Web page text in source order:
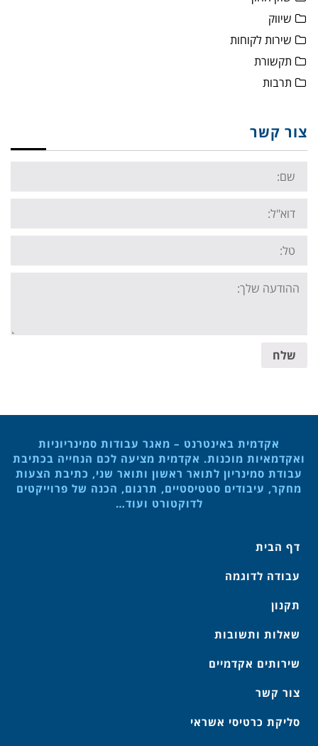
שיווק
שירות לקוחות
תקשורת
תרבות
צור קשר
Name:
Email:
Tel:
Your
message:
שלח
אקדמית באינטרנט – מאגר עבודות סמינריוניות
ואקדמאיות מוכנות. אקדמית מציעה לכם הנחייה בכתיבת
עבודת סמינריון לתואר ראשון ותואר שני, כתיבת הצעות
מחקר, עיבודים סטטיסטיים, תרגום, הכנה של פרוייקטים
לדוקטורט ועוד…
דף הבית
עבודה לדוגמה
תקנון
שאלות ותשובות
שירותים אקדמיים
צור קשר
סליקת כרטיסי אשראי